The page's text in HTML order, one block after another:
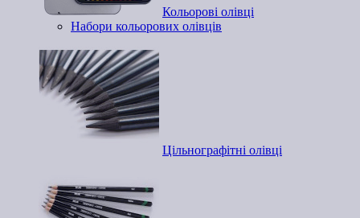
Кольорові олівці
Набори кольорових олівців
Цільнографітні олівці